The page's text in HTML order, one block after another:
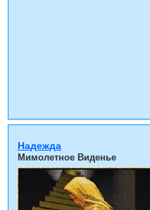
Надежда
Мимолетное Виденье